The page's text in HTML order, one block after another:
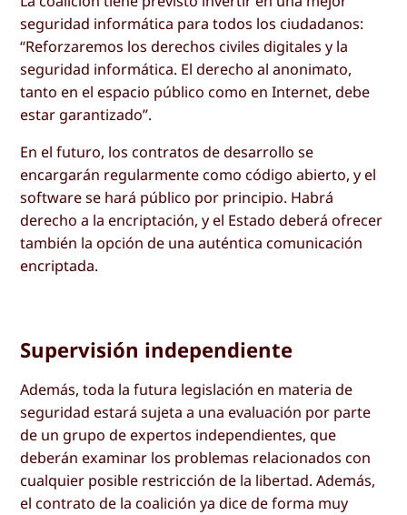
seguridad informática para todos los ciudadanos:
“Reforzaremos los derechos civiles digitales y la
seguridad informática. El derecho al anonimato,
tanto en el espacio público como en Internet, debe
estar garantizado”.
En el futuro, los contratos de desarrollo se
encargarán regularmente como código abierto, y el
software se hará público por principio. Habrá
derecho a la encriptación, y el Estado deberá ofrecer
también la opción de una auténtica comunicación
encriptada.
Supervisión independiente
Además, toda la futura legislación en materia de
seguridad estará sujeta a una evaluación por parte
de un grupo de expertos independientes, que
deberán examinar los problemas relacionados con
cualquier posible restricción de la libertad. Además,
el contrato de la coalición ya dice de forma muy